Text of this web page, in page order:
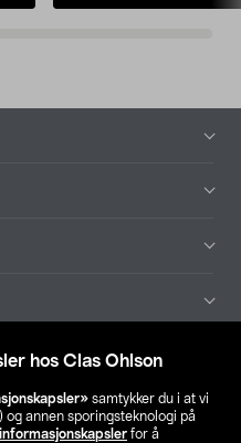
hos Clas Ohlson
samtykker du i at vi
og annen sporingsteknologi på
for å
butikk